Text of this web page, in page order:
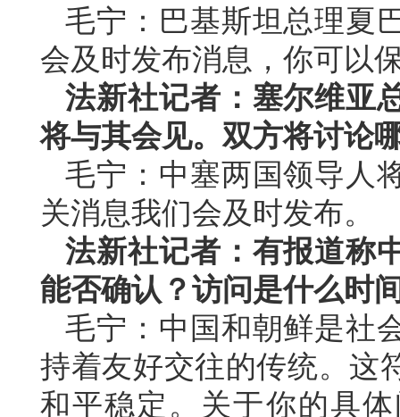
毛宁：巴基斯坦总理夏
会及时发布消息，你可以
法新社记者：塞尔维亚
将与其会见。双方将讨论
毛宁：中塞两国领导人
关消息我们会及时发布。
法新社记者：有报道称
能否确认？访问是什么时
毛宁：中国和朝鲜是社
持着友好交往的传统。这
和平稳定。关于你的具